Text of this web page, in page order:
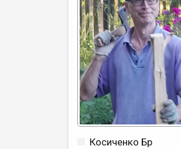
Косиченко Бр